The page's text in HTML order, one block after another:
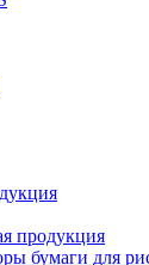
продукция
бумаги для